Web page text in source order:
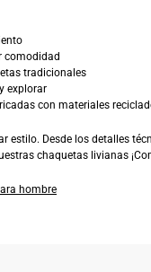
comodidad
tradicionales
explorar
con materiales
estilo. Desde los detalles
chaquetas livianas
hombre